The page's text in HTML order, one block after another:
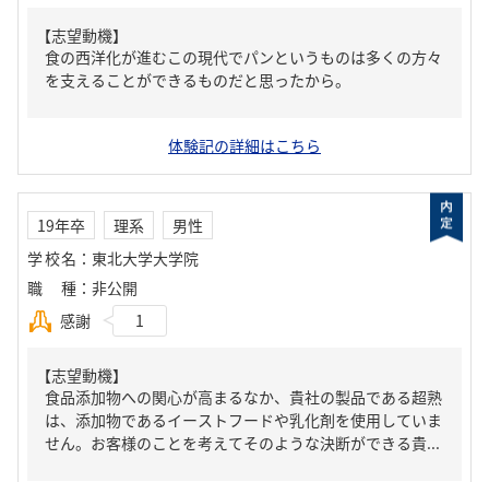
【志望動機】
食の西洋化が進むこの現代でパンというものは多くの方々
を支えることができるものだと思ったから。
体験記の詳細はこちら
19年卒 理系
男性
学校名 ： 東北大学大学院
職種 ： 非公開
感謝
1
【志望動機】
食品添加物への関心が高まるなか、貴社の製品である超熟
は、添加物であるイーストフードや乳化剤を使用していま
せん。お客様のことを考えてそのような決断ができる貴...